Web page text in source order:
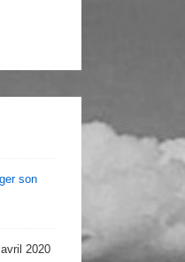
son
2020